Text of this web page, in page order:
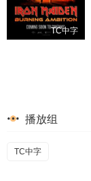
TC中字
播放组
TC中字